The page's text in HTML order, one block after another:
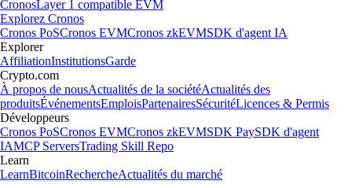
CronosLayer 1 compatible EVM
Explorez Cronos
Cronos PoSCronos EVMCronos zkEVMSDK d'agent IA
Explorer
AffiliationInstitutionsGarde
Crypto.com
À propos de nousActualités de la sociétéActualités des
produitsÉvénementsEmploisPartenairesSécuritéLicences & Permis
Développeurs
Cronos PoSCronos EVMCronos zkEVMSDK PaySDK d'agent
IAMCP ServersTrading Skill Repo
Learn
LearnBitcoinRechercheActualités du marché